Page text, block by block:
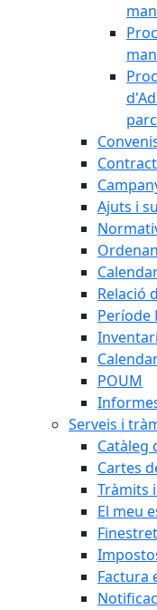
Ajuts i
Relació
Període
POUM
Serveis i
Catàleg
Cartes
Tràmits
El meu
Factura